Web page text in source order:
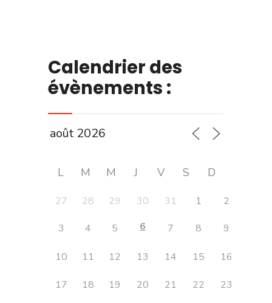
Calendrier des
évènements :
L M M J V S D
27 28 29 30 31 1 2
3 4 5 6 7 8 9
10 11 12 13 14 15 16
17 18 19 20 21 22
23